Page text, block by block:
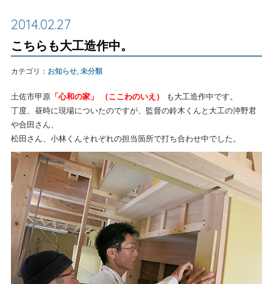
2014.02.27
こちらも大工造作中。
カテゴリ： お知らせ, 未分類
土佐市甲原「心和の家」 （ここわのいえ）
も大工造作中です。
丁度、昼時に現場についたのですが、監督の鈴木くんと大工の沖野君
や合田さん、
松田さん、小林くんそれぞれの担当箇所で打ち合わせ中でした。